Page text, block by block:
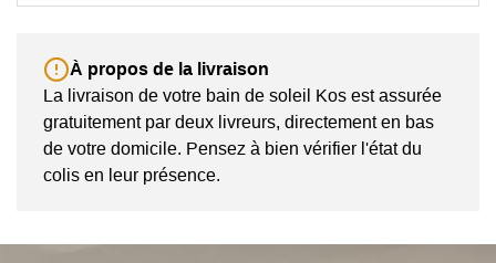
À propos de la livraison
La livraison de votre bain de soleil Kos est assurée
gratuitement par deux livreurs, directement en bas
de votre domicile. Pensez à bien vérifier l'état du
colis en leur présence.